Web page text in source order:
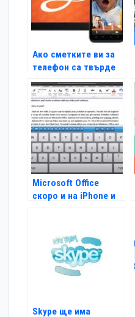
Ако сметките ви за
телефон са твърде
високи…
Microsoft Office
скоро и на iPhone и
Skype ще има